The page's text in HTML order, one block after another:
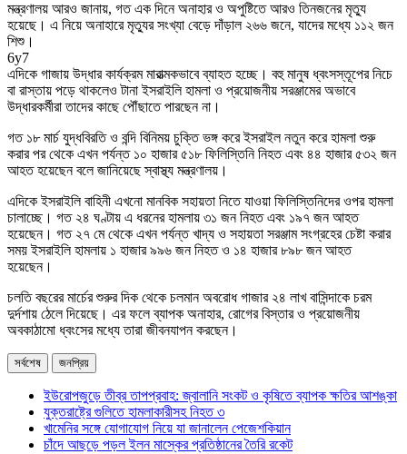
মন্ত্রণালয় আরও জানায়, গত এক দিনে অনাহার ও অপুষ্টিতে আরও তিনজনের মৃত্যু
হয়েছে। এ নিয়ে অনাহারে মৃত্যুর সংখ্যা বেড়ে দাঁড়াল ২৬৬ জনে, যাদের মধ্যে ১১২ জন
শিশু।
6y7
এদিকে গাজায় উদ্ধার কার্যক্রম মারাত্মকভাবে ব্যাহত হচ্ছে। বহু মানুষ ধ্বংসস্তূপের নিচে
বা রাস্তায় পড়ে থাকলেও টানা ইসরাইলি হামলা ও প্রয়োজনীয় সরঞ্জামের অভাবে
উদ্ধারকর্মীরা তাদের কাছে পৌঁছাতে পারছেন না।
গত ১৮ মার্চ যুদ্ধবিরতি ও বন্দি বিনিময় চুক্তি ভঙ্গ করে ইসরাইল নতুন করে হামলা শুরু
করার পর থেকে এখন পর্যন্ত ১০ হাজার ৫১৮ ফিলিস্তিনি নিহত এবং ৪৪ হাজার ৫৩২ জন
আহত হয়েছেন বলে জানিয়েছে স্বাস্থ্য মন্ত্রণালয়।
এদিকে ইসরাইলি বাহিনী এখনো মানবিক সহায়তা নিতে যাওয়া ফিলিস্তিনিদের ওপর হামলা
চালাচ্ছে। গত ২৪ ঘণ্টায় এ ধরনের হামলায় ৩১ জন নিহত এবং ১৯৭ জন আহত
হয়েছেন। গত ২৭ মে থেকে এখন পর্যন্ত খাদ্য ও সহায়তা সরঞ্জাম সংগ্রহের চেষ্টা করার
সময় ইসরাইলি হামলায় ১ হাজার ৯৯৬ জন নিহত ও ১৪ হাজার ৮৯৮ জন আহত
হয়েছেন।
চলতি বছরের মার্চের শুরুর দিক থেকে চলমান অবরোধ গাজার ২৪ লাখ বাসিন্দাকে চরম
দুর্দশায় ঠেলে দিয়েছে। এর ফলে ব্যাপক অনাহার, রোগের বিস্তার ও প্রয়োজনীয়
অবকাঠামো ধ্বংসের মধ্যে তারা জীবনযাপন করছেন।
সর্বশেষ জনপ্রিয়
ইউরোপজুড়ে তীব্র তাপপ্রবাহ: জ্বালানি সংকট ও কৃষিতে ব্যাপক ক্ষতির আশঙ্কা
যুক্তরাষ্ট্রে গুলিতে হামলাকারীসহ নিহত ৩
খামেনির সঙ্গে যোগাযোগ নিয়ে যা জানালেন পেজেশকিয়ান
চাঁদে আছড়ে পড়ল ইলন মাস্কের প্রতিষ্ঠানের তৈরি রকেট